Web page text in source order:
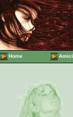
Home Amici